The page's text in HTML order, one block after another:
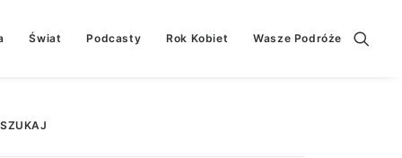
Świat Podcasty Rok Kobiet Wasze Podróże
SZUKAJ